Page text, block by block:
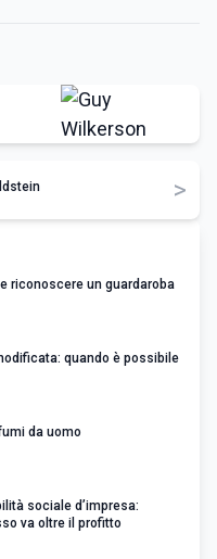
>
riconoscere un guardaroba
quando è possibile
da uomo
sociale d’impresa:
va oltre il profitto